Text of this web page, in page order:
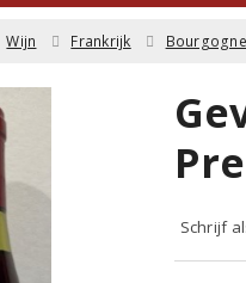
Wijn Frankrijk Bourgogne
Schrijf